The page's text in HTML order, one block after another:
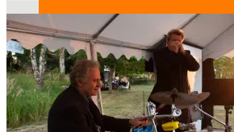
Veranstaltungen
Kategorien